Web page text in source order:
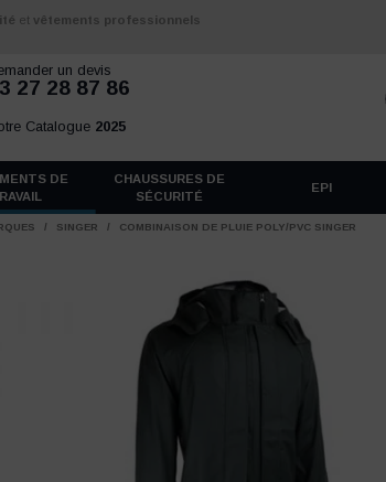
et vêtements professionnels
un devis
27 28 87 86
Catalogue 2025
DE
CHAUSSURES DE
SÉCURITÉ
EPI
/ SINGER / COMBINAISON DE PLUIE POLY/PVC SINGER